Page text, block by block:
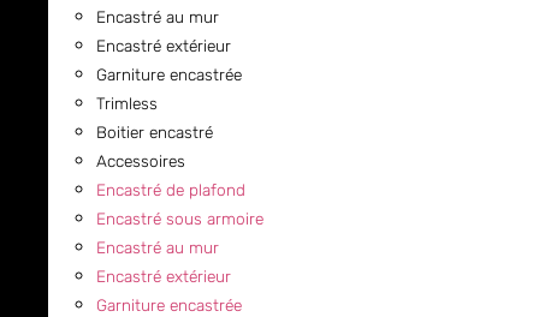
Encastré au mur
Encastré extérieur
Garniture encastrée
Trimless
Boitier encastré
Accessoires
Encastré de plafond
Encastré sous armoire
Encastré au mur
Encastré extérieur
Garniture encastrée